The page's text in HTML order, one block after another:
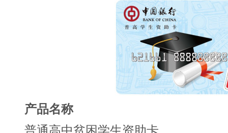
产品名称
普通高中贫困学生资助卡